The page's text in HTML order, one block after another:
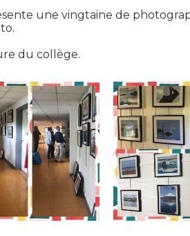
une vingtaine de
du collège.